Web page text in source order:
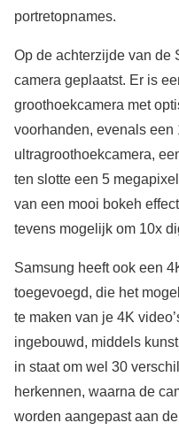
portretopnames.
Op de achterzijde van de
camera geplaatst. Er is
groothoekcamera met
voorhanden, evenals een
ultragroothoekcamera,
ten slotte een 5
van een mooi bokeh
tevens mogelijk om 10x
Samsung heeft ook een
toegevoegd, die het
te maken van je 4K
ingebouwd, middels
in staat om wel 30
herkennen, waarna de
worden aangepast aan